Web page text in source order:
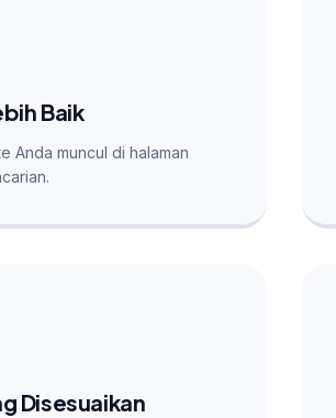
Baik
Anda muncul di halaman
Disesuaikan